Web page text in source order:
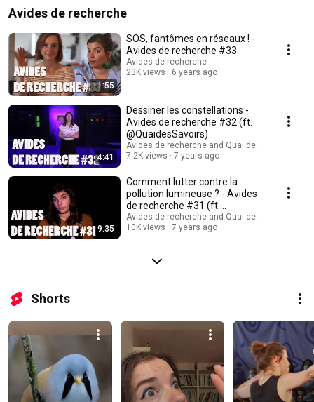
Avides de recherche
11:55
SOS, fantômes en réseaux ! -
Avides de recherche #33
Avides de recherche
23K views
6 years ago
4:41
Dessiner les constellations -
Avides de recherche #32 (ft.
@QuaidesSavoirs)
Avides de recherche and Quai des Savoirs
7.2K views
7 years ago
9:35
Comment lutter contre la
pollution lumineuse ? - Avides
de recherche #31 (ft.
@QuaidesSavoirs)
Avides de recherche and Quai des Savoirs
10K views
7 years ago
Shorts